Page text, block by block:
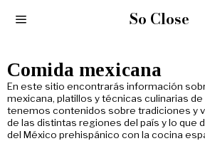
So Close
Comida mexicana
En este sitio encontrarás información
mexicana, platillos y técnicas culinarias de
tenemos contenidos sobre tradiciones y
de las distintas regiones del país y lo que
del México prehispánico con la cocina